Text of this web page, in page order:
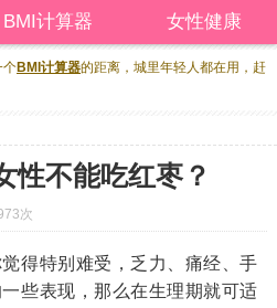
BMI计算器 女性健康
个BMI计算器的距离，城里年轻人都在用，赶
性不能吃红枣？
次
得特别难受，乏力、痛经、手
些表现，那么在生理期就可适